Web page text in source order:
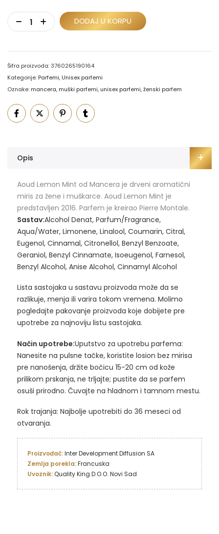
DODAJ U KORPU
Šifra proizvoda:3760265190164
Kategorije: Parfemi, Unisex parfemi
Oznake: mancera, muški parfemi, unisex parfemi,ženski parfem
Opis
Aoud Lemon Mint od Mancera je drveni aromatični
miris za žene i muškarce. Aoud Lemon Mint je
predstavljen 2016. Parfem je kreirao Pierre Montale.
Sastav:Alcohol Denat, Parfum/Fragrance,
Aqua/Water, Limonene, Linalool, Coumarin, Citral,
Eugenol, Cinnamal, Citronellol, Benzyl Benzoate,
Geraniol, Benzyl Cinnamate, Isoeugenol, Farnesol,
Benzyl Alcohol, Anise Alcohol, Cinnamyl Alcohol
Lista sastojaka u sastavu proizvoda može da se
razlikuje, menja ili varira tokom vremena. Molimo
pogledajte pakovanje proizvoda koje dobijete pre
upotrebe za najnoviju listu sastojaka.
Način upotrebe:Uputstvo za upotrebu parfema:
Nanesite na pulsne tačke, koristite losion bez mirisa
pre nanošenja, držite bočicu 15-20 cm od kože
prilikom prskanja, ne trljajte; pustite da se parfem
osuši prirodno. Čuvajte na hladnom i tamnom mestu.
Rok trajanja: Najbolje upotrebiti do 36 meseci od
otvaranja.
Proizvođač:
Zemlja porekla:
Uvoznik: Quality King D.O.O. Novi Sad